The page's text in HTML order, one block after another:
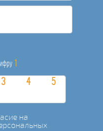
1
на